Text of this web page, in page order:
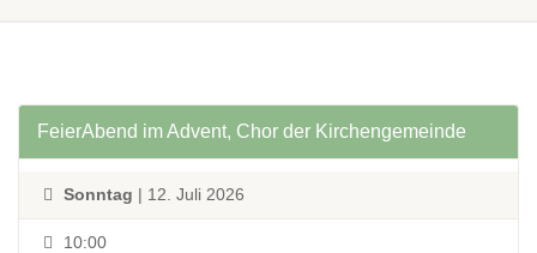
FeierAbend im Advent, Chor der Kirchengemeinde
Sonntag | 12. Juli 2026
10:00